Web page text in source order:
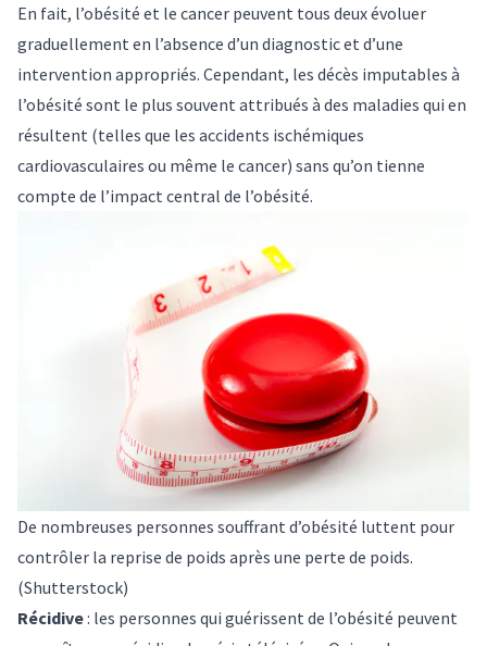
En fait, l’obésité et le cancer peuvent tous deux évoluer
graduellement en l’absence d’un diagnostic et d’une
intervention appropriés. Cependant, les décès imputables à
l’obésité sont le plus souvent attribués à des maladies qui en
résultent (telles que les accidents ischémiques
cardiovasculaires ou même le cancer) sans qu’on tienne
compte de l’impact central de l’obésité.
De nombreuses personnes souffrant d’obésité luttent pour
contrôler la reprise de poids après une perte de poids.
(Shutterstock)
Récidive: les personnes qui guérissent de l’obésité peuvent